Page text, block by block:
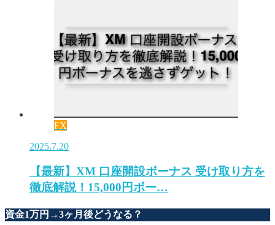
FX
2025.7.20
【最新】XM 口座開設ボーナス 受け取り方を
徹底解説！15,000円ボー…
資金1万円→3ヶ月後どうなる？